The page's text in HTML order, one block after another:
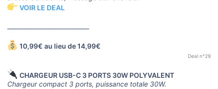
VOIR LE DEAL
10,99€ au lieu de 14,99€
Deal n°29
CHARGEUR USB-C 3 PORTS 30W POLYVALENT
Chargeur compact 3 ports, puissance totale 30W.